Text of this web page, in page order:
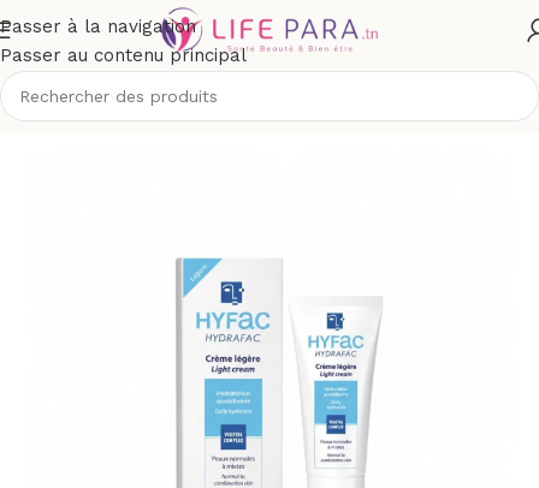
Passer à la navigation
Passer au contenu principal
Accueil/Boutique/Visage/Soins hydratants et nourrissants